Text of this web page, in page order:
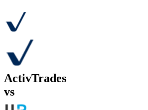
ActivTrades
vs